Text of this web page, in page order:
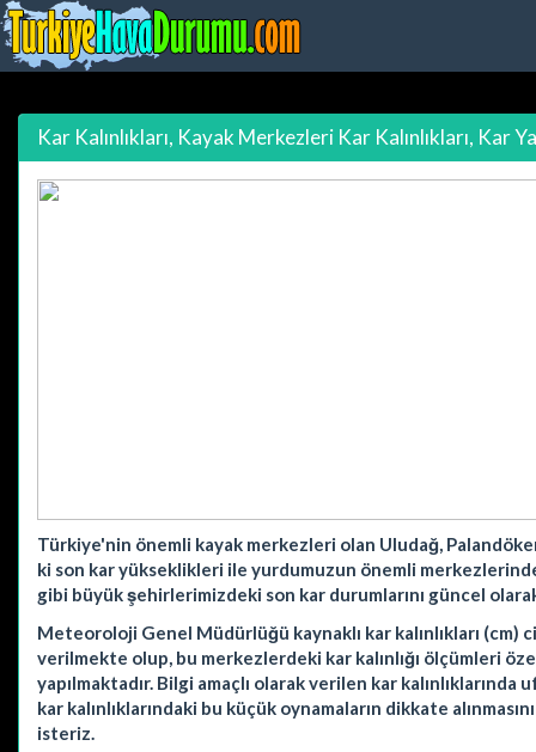
Kar Kalınlıkları, Kayak Merkezleri Kar Kalınlıkları, Kar
Türkiye'nin önemli kayak merkezleri olan Uludağ,
ki son kar yükseklikleri ile yurdumuzun önemli
gibi büyük şehirlerimizdeki son kar durumlarını güncel
Meteoroloji Genel Müdürlüğü kaynaklı kar kalınlıkları (cm)
verilmekte olup, bu merkezlerdeki kar kalınlığı ölçümleri
yapılmaktadır. Bilgi amaçlı olarak verilen kar
kar kalınlıklarındaki bu küçük oynamaların dikkate
isteriz.